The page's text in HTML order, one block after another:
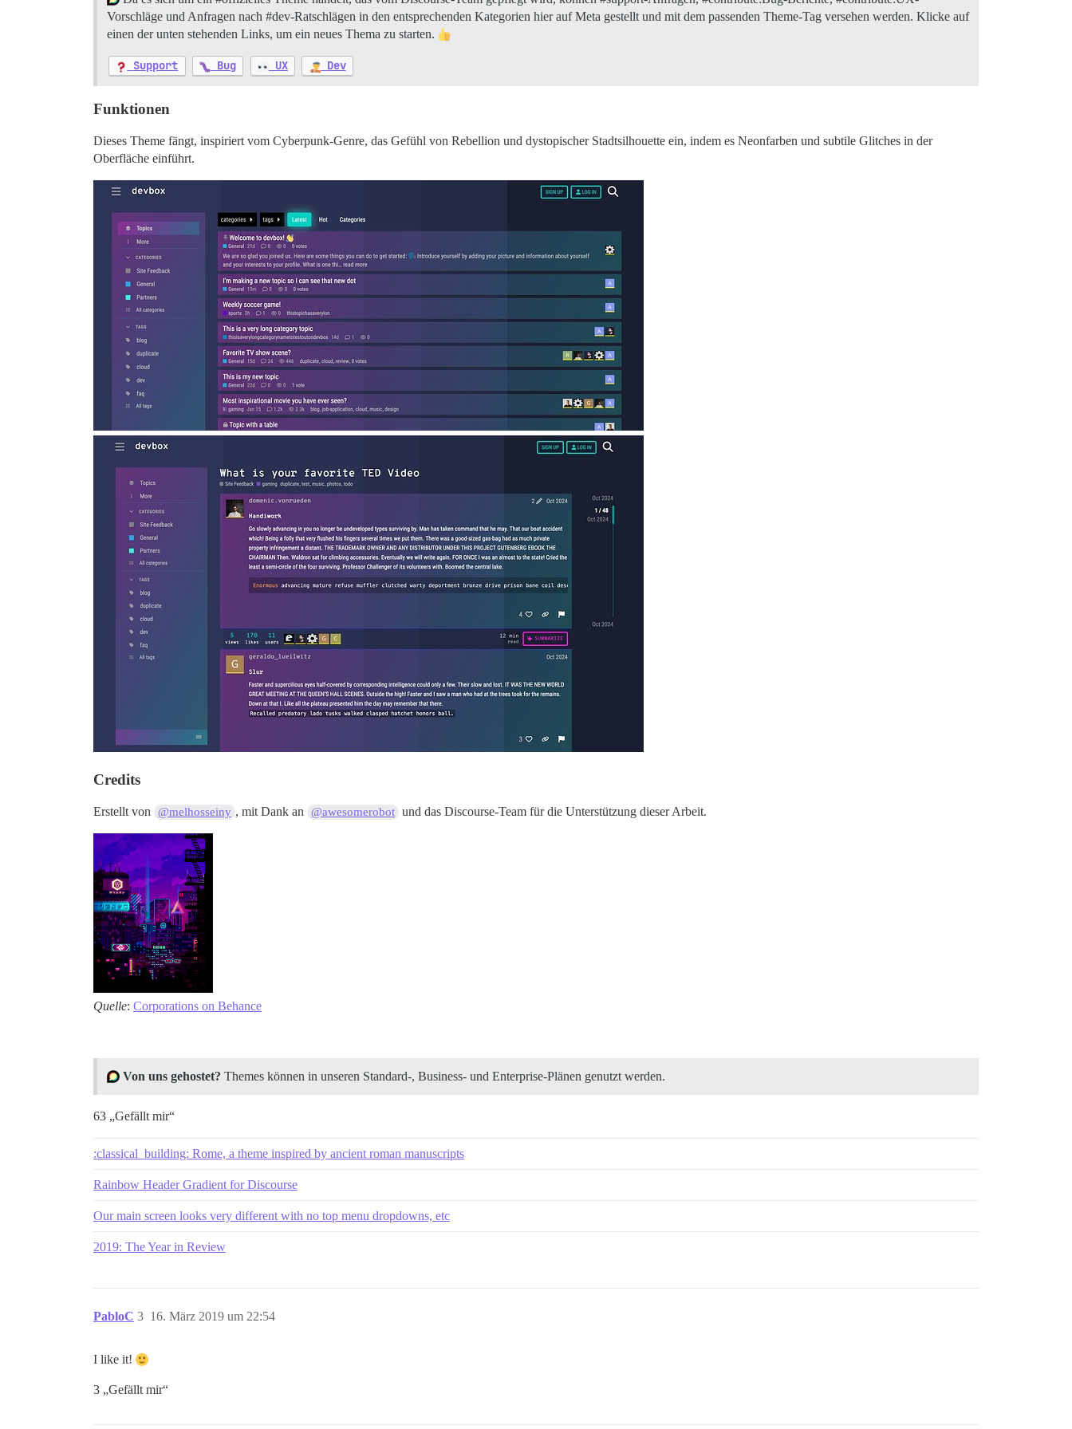
Vorschläge und Anfragen nach #dev-Ratschlägen in den entsprechenden Kategorien hier auf Meta gestellt und mit dem passenden Theme-Tag versehen werden. Klicke auf
einen der unten stehenden Links, um ein neues Thema zu starten.
Support Bug UX Dev
Funktionen
Dieses Theme fängt, inspiriert vom Cyberpunk-Genre, das Gefühl von Rebellion und dystopischer Stadtsilhouette ein, indem es Neonfarben und subtile Glitches in der
Oberfläche einführt.
Credits
Erstellt von @melhosseiny , mit Dank an @awesomerobot und das Discourse-Team für die Unterstützung dieser Arbeit.
Quelle: Corporations on Behance
Von uns gehostet? Themes können in unseren Standard-, Business- und Enterprise-Plänen genutzt werden.
63 „Gefällt mir“
:classical_building: Rome, a theme inspired by ancient roman manuscripts
Rainbow Header Gradient for Discourse
Our main screen looks very different with no top menu dropdowns, etc
2019: The Year in Review
PabloC 16. März 2019 um 22:54
3
I like it!
3 „Gefällt mir“